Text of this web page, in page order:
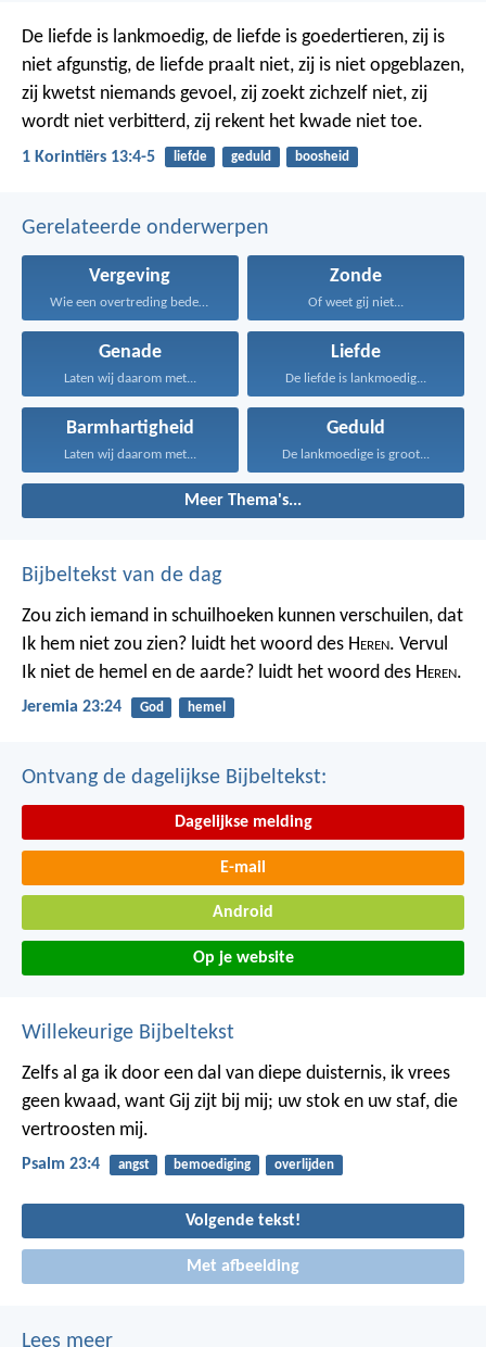
De liefde is lankmoedig, de liefde is goedertieren, zij is
niet afgunstig, de liefde praalt niet, zij is niet opgeblazen,
zij kwetst niemands gevoel, zij zoekt zichzelf niet, zij
wordt niet verbitterd, zij rekent het kwade niet toe.
1 Korintiërs 13:4-5 liefde geduld boosheid
Gerelateerde onderwerpen
Vergeving
Wie een overtreding bedekt...
Zonde
Of weet gij niet...
Genade
Laten wij daarom met...
Liefde
De liefde is lankmoedig...
Barmhartigheid
Laten wij daarom met...
Geduld
De lankmoedige is groot...
Meer Thema's...
Bijbeltekst van de dag
Zou zich iemand in schuilhoeken kunnen verschuilen, dat
Ik hem niet zou zien? luidt het woord des Heren. Vervul
Ik niet de hemel en de aarde? luidt het woord des Heren.
Jeremia 23:24 God hemel
Ontvang de dagelijkse Bijbeltekst:
Dagelijkse melding
E-mail
Android
Op je website
Willekeurige Bijbeltekst
Zelfs al ga ik door een dal van diepe duisternis, ik vrees
geen kwaad, want Gij zijt bij mij; uw stok en uw staf, die
vertroosten mij.
Psalm 23:4 angst bemoediging overlijden
Volgende tekst!
Met afbeelding
Lees meer